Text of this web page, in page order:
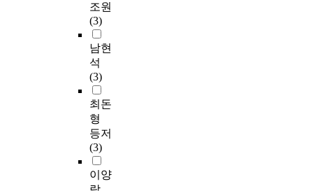
조원
(3)
남현
석
(3)
최돈
형
등저
(3)
이양